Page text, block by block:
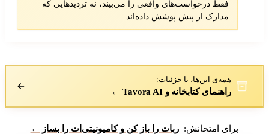
فقط درخواست‌های واقعی را می‌بیند، نه تردیدهایی که
مدارک از پیش پوشش داده‌اند.
همه‌ی این‌ها، با جزئیات:
راهنمای کتابخانه و Tavora AI ←
برای امتحانش: ربات را باز کن و کامیونیتی‌ات را بساز ←